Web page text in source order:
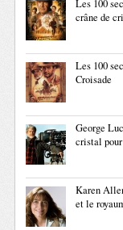
Les 100
crâne de
Les 100
Croisade
George
cristal
Karen
et le